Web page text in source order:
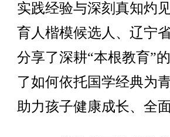
实践经验与深刻真知灼
育人楷模候选人、辽宁
分享了深耕“本根教育”
了如何依托国学经典为
助力孩子健康成长、全面